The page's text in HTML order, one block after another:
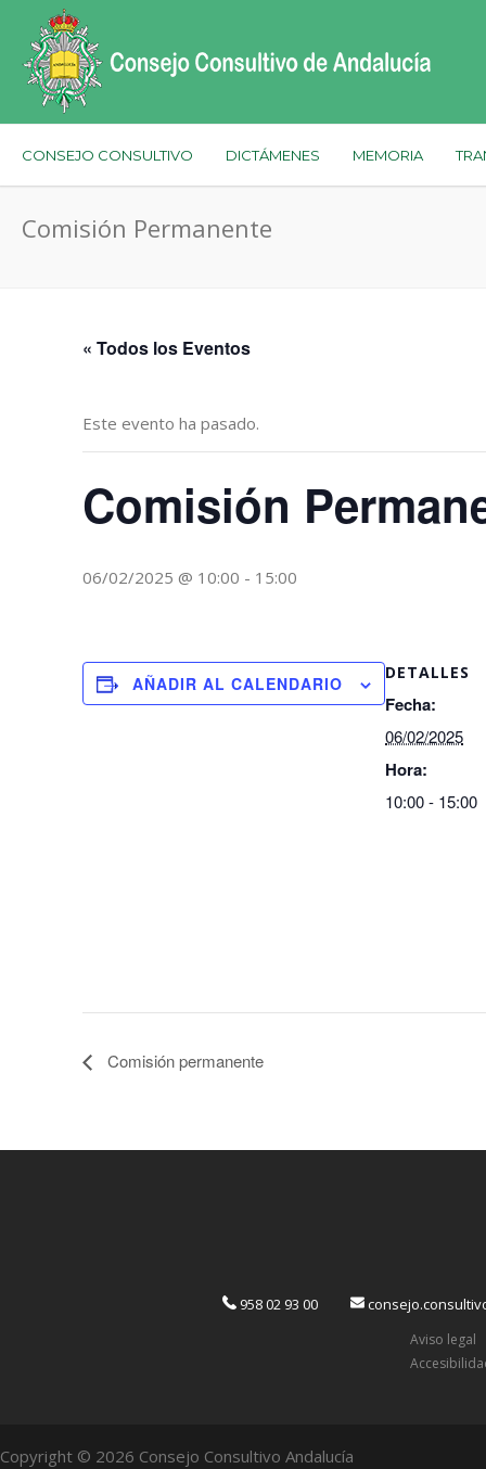
CONSEJO CONSULTIVO DICTÁMENES MEMORIA
Comisión Permanente
« Todos los Eventos
Este evento ha pasado.
Comisión
06/02/2025 @ 10:00 - 15:00
AÑADIR AL CALENDARIO
DETALLES
Fecha:
06/02/2025
Hora:
10:00 - 15:00
Comisión permanente
958 02 93 00
Aviso legal
Copyright © 2026 Consejo Consultivo Andalucía